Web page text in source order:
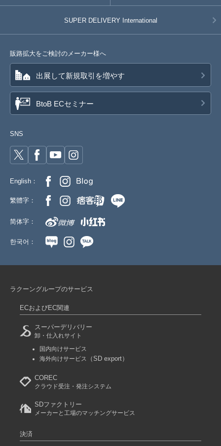
SUPER DELIVERY International
販路拡大をご検討のメーカー様へ
出展して新規取引を増やす
BtoB ECセミナー
SNS
English：
繁體字：
简体字：
한국어：
ラクーングループのサービス
ECおよびEC関連
スーパーデリバリー
卸・仕入れサイト
国内向けサービス
海外向けサービス
（SD export）
COREC
クラウド受注・発注システム
SDファクトリー
メーカーと工場のマッチングサービス
決済